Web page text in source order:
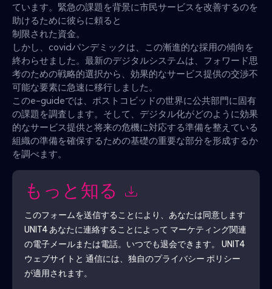
ています。緊急の課題を背景に市民サービスを改善するのを
助けるために彼らに頼ると
制限された資金。
しかし、covidパンデミックは、この漸進的な採用の傾向を
終わらせました。最新のデジタルシステムは、フォワード思
考のための戦略的選択から、効果的なサービス提供の交渉不
可能な要素に急速に移行しました。
このe-guideでは、ポストコビッドの世界に公共部門に固有
の課題を調査します。そして、デジタル化がどのように効果
的なサービス提供と将来の危機に対応する準備を整えている
組織の準備を確保するための基礎の重要な部分を形成するか
を調べます。
もっと知る
このフォームを送信することにより、あなたは同意します
UNIT4あなたに連絡することによって マーケティング関連
の電子メールまたは電話。いつでも退会できます。 UNIT4
ウェブサイトと 通信には、独自のプライバシー ポリシー
が適用されます。